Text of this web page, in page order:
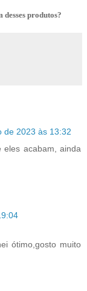
produtos?
de 2023 às 13:32
eles acabam, ainda
ótimo,gosto muito